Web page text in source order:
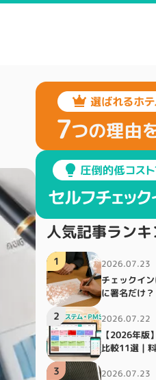
人気記事ラン
2026.07.23
チェックイ
に署名だけ
1
2026.07.22
【2026年版
比較11選｜
2
2026.07.23
3